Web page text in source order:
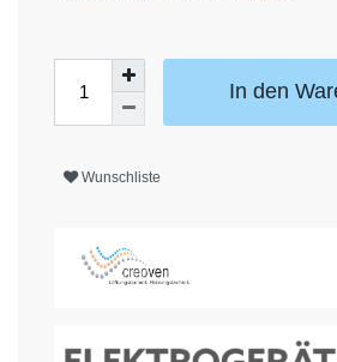
In den
Wunschliste